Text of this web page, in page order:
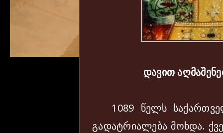
დავით
1089 წელს
გადატრიალება მოხდა.